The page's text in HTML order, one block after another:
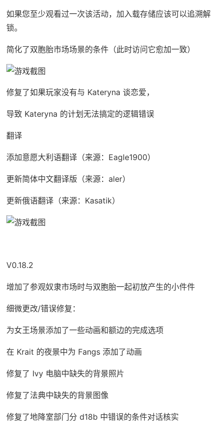
如果您至少观看过一次该活动，加入载存储应该可以追溯解
锁。
简化了双胞胎市场场景的条件（此时访问它愈加一致）
修复了如果玩家没有与 Kateryna 谈恋爱，
导致 Kateryna 的计划无法搞定的逻辑错误
翻译
添加意愿大利语翻译（来源：Eagle1900）
更新简体中文翻译版（来源：aler）
更新俄语翻译（来源：Kasatik）
V0.18.2
增加了参观奴隶市场时与双胞胎一起初放产生的小件件
细微更改/错误修复：
为女王场景添加了一些动画和额边的完成选项
在 Krait 的夜景中为 Fangs 添加了动画
修复了 Ivy 电脑中缺失的背景照片
修复了法典中缺失的背景图像
修复了地降室部门分 d18b 中错误的条件对话核实